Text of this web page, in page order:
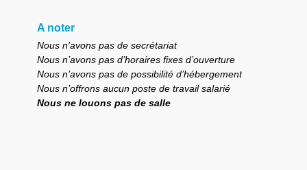
A noter
Nous n’avons pas de secrétariat
Nous n’avons pas d’horaires fixes d’ouverture
Nous n’avons pas de possibilité d’hébergement
Nous n’offrons aucun poste de travail salarié
Nous ne louons pas de salle